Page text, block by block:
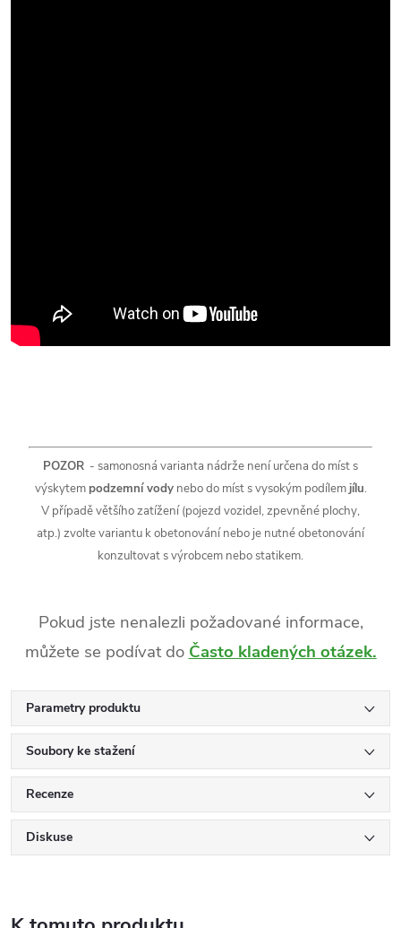
POZOR - samonosná varianta nádrže není určena do míst s
výskytem podzemní vodynebo do míst s vysokým podílemjílu.
V případě většího zatížení (pojezd vozidel, zpevněné plochy,
atp.) zvolte variantu k obetonování nebo je nutné obetonování
konzultovat s výrobcem nebo statikem.
Pokud jste nenalezli požadované informace,
můžete se podívat do Často kladených otázek.
Parametry produktu
Soubory ke stažení
Recenze
Diskuse